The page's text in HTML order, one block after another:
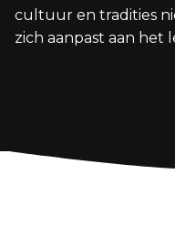
cultuur en tradities
zich aanpast aan het